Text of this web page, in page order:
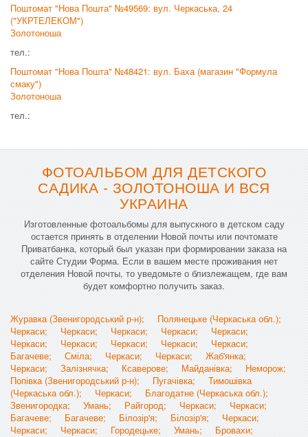
Поштомат "Нова Пошта" №49569: вул. Черкаська, 24
("УКРТЕЛЕКОМ")
Золотоноша
тел.:
Поштомат "Нова Пошта" №48421: вул. Баха (магазин "Формула
смаку")
Золотоноша
тел.:
ФОТОАЛЬБОМ ДЛЯ ДЕТСКОГО
САДИКА - ЗОЛОТОНОША И ВСЯ
УКРАИНА
Изготовленные фотоальбомы для выпускного в детском саду
остается принять в отделении Новой почты или почтомате
Приватбанка, который был указан при формировании заказа на
сайте Студии Форма. Если в вашем месте проживания нет
отделения Новой почты, то уведомьте о близлежащем, где вам
будет комфортно получить заказ.
Журавка (Звенигородський р-н);
Полянецьке (Черкаська обл.);
Черкаси;
Черкаси; Черкаси; Черкаси;
Черкаси;
Черкаси;
Черкаси; Черкаси; Черкаси;
Черкаси;
Багачеве;
Сміла; Черкаси; Черкаси;
Жаб'янка;
Черкаси;
Залізнячка; Ксаверове; Майданівка;
Неморож;
Попівка (Звенигородський р-н);
Пугачівка;
Тимошівка
(Черкаська обл.);
Черкаси;
Благодатне (Черкаська обл.);
Звенигородка;
Умань; Райгород; Черкаси;
Черкаси;
Багачеве;
Багачеве; Білозір'я; Білозір'я;
Черкаси;
Черкаси;
Черкаси; Городецьке; Умань; Бровахи;